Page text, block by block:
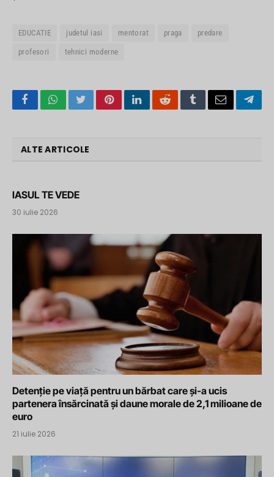
EDUCATIE judetul iasi mentorat praga predare
profesori tehnici moderne
FacebookWhatsApp
TwitterPinterestLinkedInRedditTumblrEmail
ALTE ARTICOLE
IASUL TE VEDE
30 iulie 2026
Detenție pe viață pentru un bărbat care și-a ucis
partenera însărcinată și daune morale de 2,1 milioane de
euro
21 iulie 2026